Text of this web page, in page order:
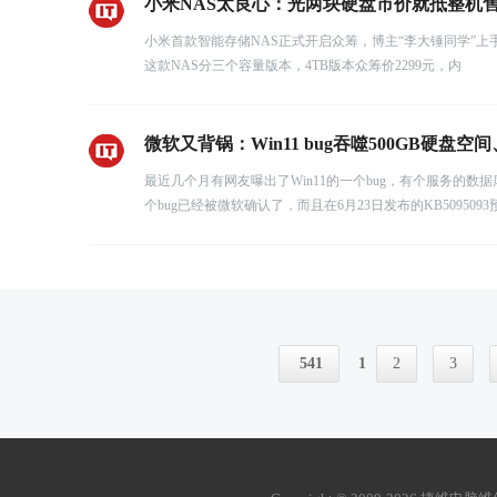
小米NAS太良心：光两块硬盘市价就抵整机
小米首款智能存储NAS正式开启众筹，博主“李大锤同学”
这款NAS分三个容量版本，4TB版本众筹价2299元，内
微软又背锅：Win11 bug吞噬500GB硬盘空
最近几个月有网友曝出了Win11的一个bug，有个服务的数
个bug已经被微软确认了，而且在6月23日发布的KB5095093
541 1 2 3